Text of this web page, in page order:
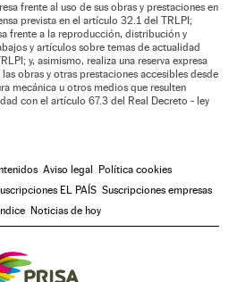
frente al uso de sus obras y prestaciones en
prevista en el artículo 32.1 del TRLPI;
frente a la reproducción, distribución y
y artículos sobre temas de actualidad
y, asimismo, realiza una reserva expresa
obras y otras prestaciones accesibles desde
mecánica u otros medios que resulten
con el artículo 67.3 del Real Decreto - ley
Aviso legal
Política cookies
EL PAÍS Suscripciones empresas
Índice Noticias de hoy